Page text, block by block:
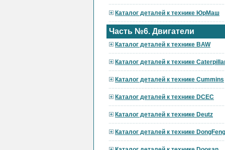
Каталог деталей к технике ЮрМаш
Часть №6. Двигатели
Каталог деталей к технике BAW
Каталог деталей к технике
Каталог деталей к технике Cummins
Каталог деталей к технике DCEC
Каталог деталей к технике Deutz
Каталог деталей к технике DongFeng